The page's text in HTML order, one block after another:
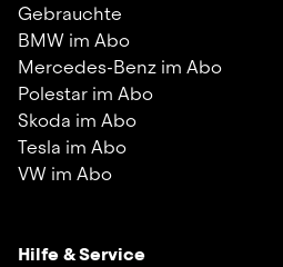
Gebrauchte
BMW im Abo
Mercedes-Benz im Abo
Polestar im Abo
Skoda im Abo
Tesla im Abo
VW im Abo
Hilfe & Service